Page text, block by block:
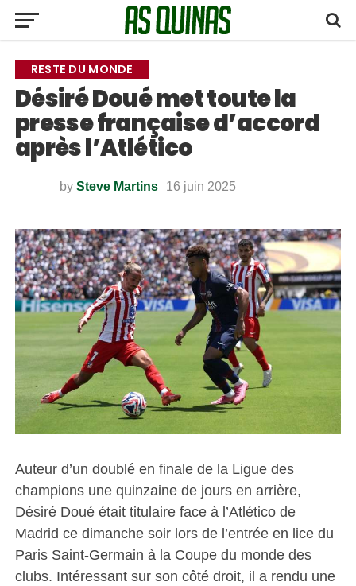
RESTE DU MONDE
Désiré Doué met toute la
presse française d’accord
après l’Atlético
by Steve Martins 16 juin 2025
Auteur d’un doublé en finale de la Ligue des
champions une quinzaine de jours en arrière,
Désiré Doué était titulaire face à l’Atlético de
Madrid ce dimanche soir lors de l’entrée en lice du
Paris Saint-Germain à la Coupe du monde des
clubs. Intéressant sur son côté droit, il a rendu une